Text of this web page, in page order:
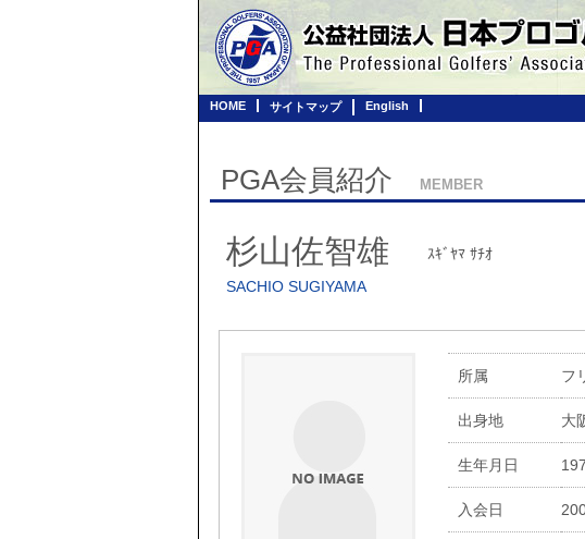
HOME サイトマップ English
PGA会員紹介 MEMBER
杉山佐智雄
ｽｷﾞﾔﾏ ｻﾁｵ
SACHIO SUGIYAMA
所属 フ
出身地 大
生年月日
入会日